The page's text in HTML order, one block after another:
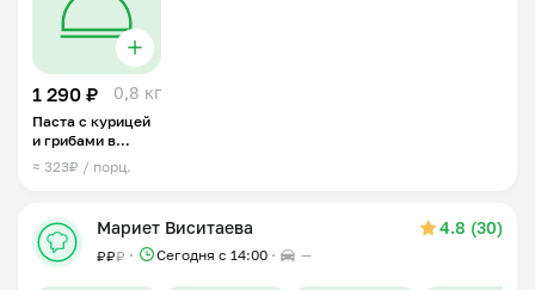
1 290 ₽ 0,8 кг
Паста с курицей
и грибами в
сливочном соусе
≈ 323₽ / порц.
Мариет Виситаева 4.8 (30)
₽₽₽ Сегодня с 14:00 —